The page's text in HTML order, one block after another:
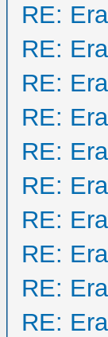
RE:
RE:
RE:
RE:
RE:
RE:
RE:
RE:
RE:
RE: